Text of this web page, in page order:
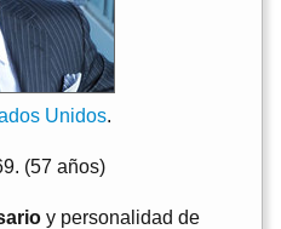
Unidos.
(57 años)
y personalidad de